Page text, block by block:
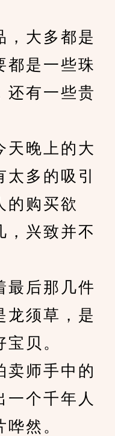
大多都是
都是一些珠
还有一些贵
晚上的大
多的吸引
的购买欲
，兴致并不
后那几件
龙须草，是
贝。
师手中的
一个千年人
然。